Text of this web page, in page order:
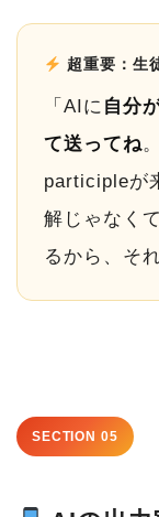
超重要：生
「AIに 自分
て送ってね
participleが
解じゃなく
るから、そ
SECTION 05